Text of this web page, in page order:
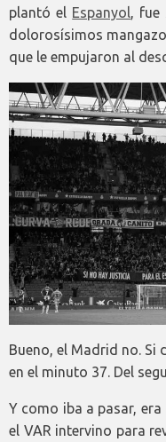
plantó el Espanyol, fue
dolorosísimos
que le empujaron al
Bueno, el Madrid no. Si
en el minuto 37. Del
Y como iba a pasar,
el VAR intervino para